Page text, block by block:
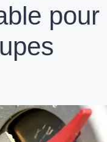
pour